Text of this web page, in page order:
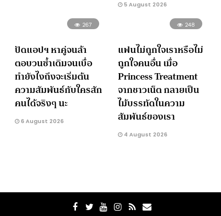
5 August 2026
267
ปัดแอปฯ หาคู่จนล้า
ตอบวนซ้ำเดิมจนเบื่อ
ทำยังไงถึงจะเริ่มต้น
ความสัมพันธ์กับใครสัก
คนได้จริงๆ นะ
6 August 2026
248
แฟนไม่ถูกใจเราหรือไม่
ถูกใจคนอื่น เมื่อ
Princess Treatment
จากชาวเน็ต กลายเป็น
ไม้บรรทัดในความ
สัมพันธ์ของเรา
4 August 2026